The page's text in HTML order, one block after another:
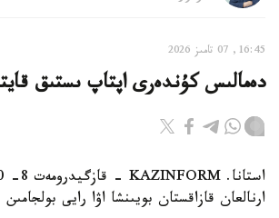
16:45, 07 تامىز 2026
دەمالىس كۇندەرى اپتاپ ىستىق
ارنالعان قازاقستان بويىنشا اۋا رايى